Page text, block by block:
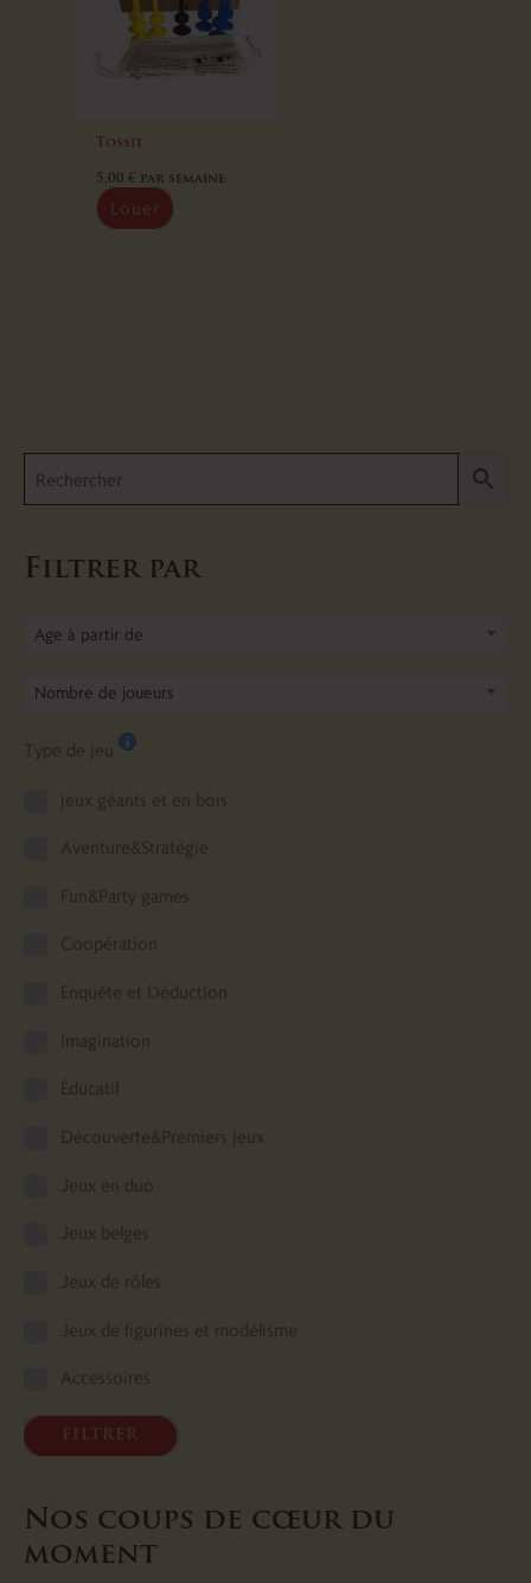
Filtrer par
Age à partir de
Nombre de joueurs
Type de jeu
jeux géants et en bois
Aventure&Stratégie
Fun&Party games
Coopération
Enquête et Déduction
Imagination
Éducatif
Découverte&Premiers jeux
Jeux en duo
Jeux belges
Jeux de rôles
Jeux de figurines et modélisme
Accessoires
filtrer
Nos coups de cœur du
moment
Tossit
5,00 € par semaine
Louer
choisies
produit